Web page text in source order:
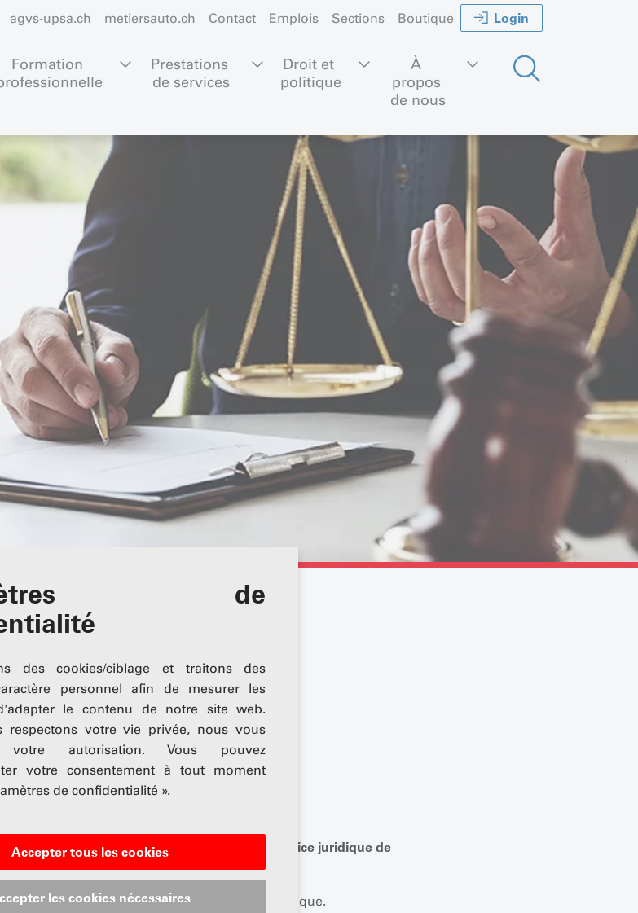
de
des cookies/ciblage et traitons des
personnel afin de mesurer les
le contenu de notre site web.
respectons votre vie privée, nous vous
votre autorisation. Vous pouvez
votre consentement à tout moment
de confidentialité ».
Accepter tous les cookies
les cookies nécessaires
agvs-upsa.ch metiersauto.ch Contact Emplois Sections Boutique Login
Formation
Prestations
de services
Droit et
politique
À
propos
de nous
côtés,
vos clients ou votre importateur ? Le service juridique de
pertinents pour le secteur automobile !
juridiques gratuits auprès du service juridique.